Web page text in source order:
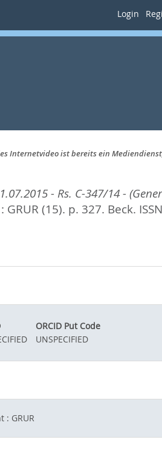
Login
Internetvideo ist bereits ein
- Rs. C-347/14 -
(15). p. 327. Beck.
ORCID Put Code
UNSPECIFIED
: GRUR